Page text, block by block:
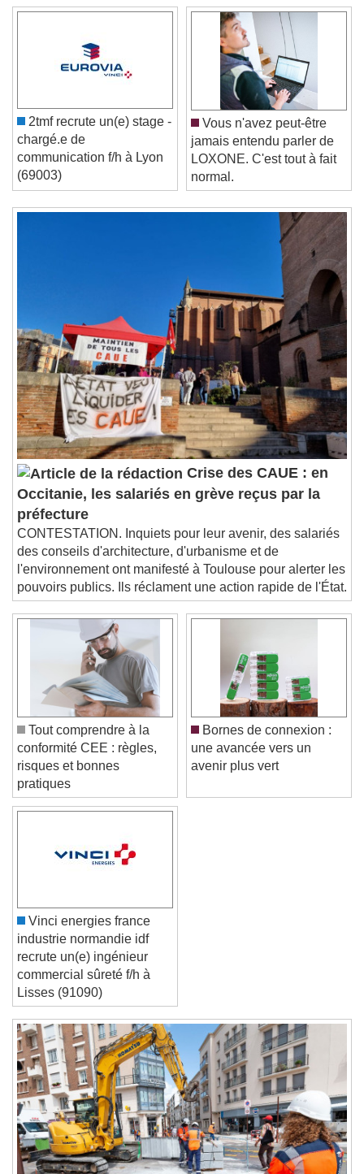
Video Player is loading.
Play Video
Skip Forward
Unmute
Current Time0:00
/
Duration-:-
Seek to live, currently behind liveLIVE
Chapters
Descriptions
descriptions off, selected
Subtitles
subtitles settings, opens subtitles
settings dialog
subtitles off, selected
Audio Track
Picture-in-Picture
Fullscreen
Beginning of dialog window. Escape will cancel
and close the window.
Text
Text Background
Color Opacity
Caption Area Background
Color
Font Size
Text Edge Style
Font Family
Reset
Done
Close Modal Dialog
End of dialog window.
2tmf recrute un(e) stage -
chargé.e de
communication f/h à Lyon
(69003)
Vous n'avez peut-être
jamais entendu parler de
LOXONE. C'est tout à fait
normal.
Crise des CAUE : en
Occitanie, les salariés en grève reçus par la
préfecture
CONTESTATION. Inquiets pour leur avenir, des salariés
des conseils d'architecture, d'urbanisme et de
l'environnement ont manifesté à Toulouse pour alerter les
pouvoirs publics. Ils réclament une action rapide de l'État.
Tout comprendre à la
conformité CEE : règles,
risques et bonnes
pratiques
Bornes de connexion :
une avancée vers un
Vinci energies france
industrie normandie idf
recrute un(e) ingénieur
commercial sûreté f/h à
Lisses (91090)